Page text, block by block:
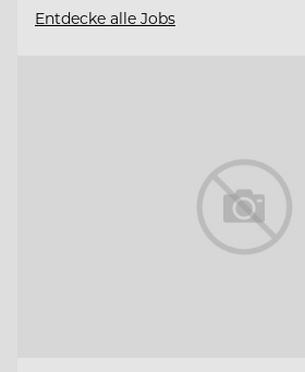
Entdecke alle Jobs